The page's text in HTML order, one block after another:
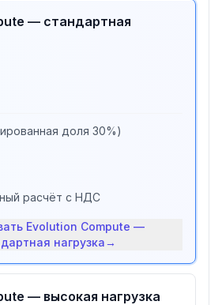
— стандартная
доля 30%)
расчёт с НДС
Evolution Compute —
нагрузка→
— высокая нагрузка